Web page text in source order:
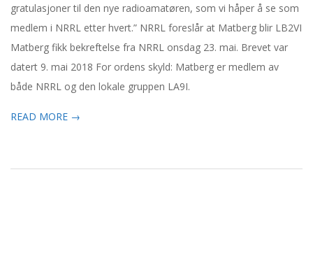
gratulasjoner til den nye radioamatøren, som vi håper å se som
medlem i NRRL etter hvert.” NRRL foreslår at Matberg blir LB2VI
Matberg fikk bekreftelse fra NRRL onsdag 23. mai. Brevet var
datert 9. mai 2018 For ordens skyld: Matberg er medlem av
både NRRL og den lokale gruppen LA9I.
READ MORE →